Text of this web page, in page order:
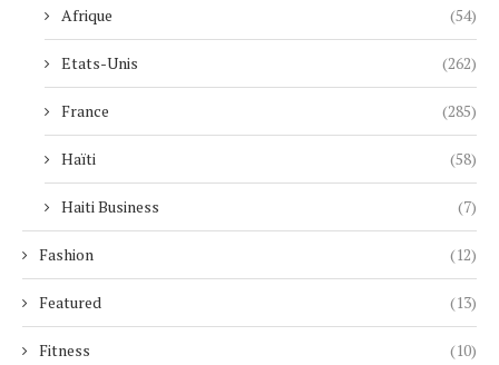
Afrique (54)
Etats-Unis (262)
France (285)
Haïti (58)
Haiti Business (7)
Fashion (12)
Featured (13)
Fitness (10)